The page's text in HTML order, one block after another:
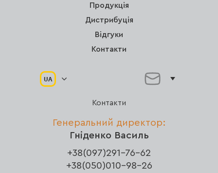
Продукція
Дистрибуція
Відгуки
Контакти
UA
Контакти
Генеральний директор:
Гніденко Василь
+38(097)291-76-62
+38(050)010-98-26